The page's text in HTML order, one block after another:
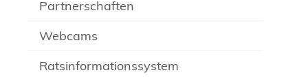
Partnerschaften
Webcams
Ratsinformationssystem